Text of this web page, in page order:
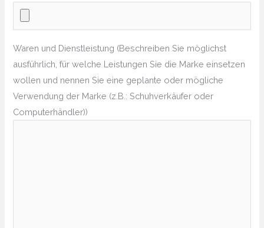
Waren und Dienstleistung (Beschreiben Sie möglichst
ausführlich, für welche Leistungen Sie die Marke einsetzen
wollen und nennen Sie eine geplante oder mögliche
Verwendung der Marke (z.B.: Schuhverkäufer oder
Computerhändler))